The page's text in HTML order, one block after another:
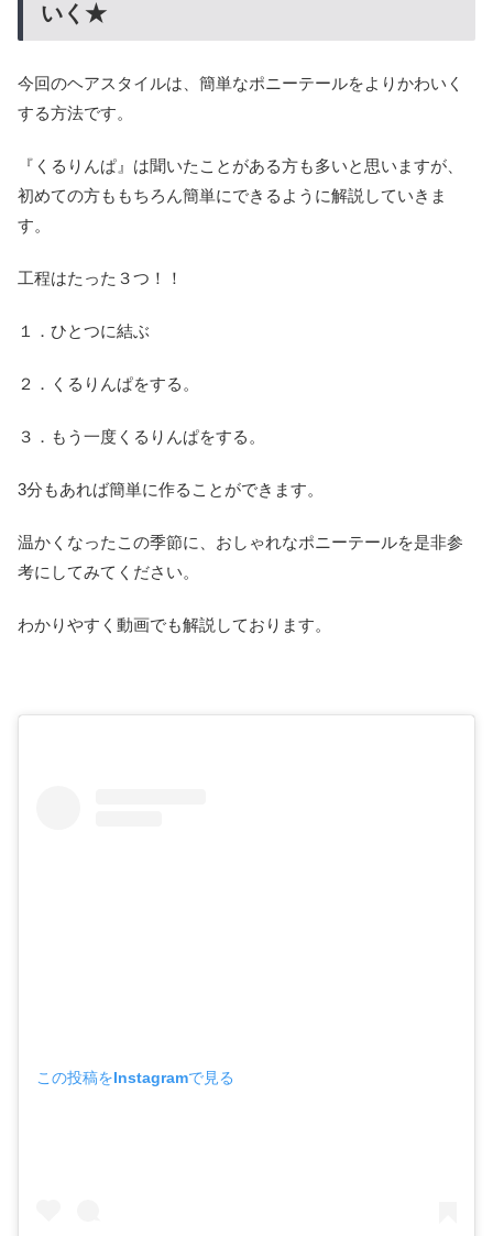
いく★
今回のヘアスタイルは、簡単なポニーテールをよりかわいく
する方法です。
『くるりんぱ』は聞いたことがある方も多いと思いますが、
初めての方ももちろん簡単にできるように解説していきま
す。
工程はたった３つ！！
１．ひとつに結ぶ
２．くるりんぱをする。
３．もう一度くるりんぱをする。
3分もあれば簡単に作ることができます。
温かくなったこの季節に、おしゃれなポニーテールを是非参
考にしてみてください。
わかりやすく動画でも解説しております。
この投稿をInstagramで見る